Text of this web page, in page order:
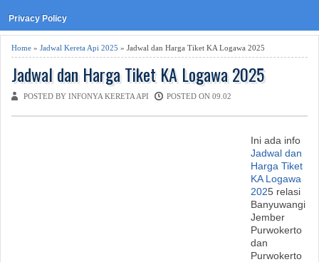
Privacy Policy
Home » Jadwal Kereta Api 2025 » Jadwal dan Harga Tiket KA Logawa 2025
Jadwal dan Harga Tiket KA Logawa 2025
POSTED BY INFONYA KERETA API POSTED ON 09.02
Ini ada info
Jadwal dan
Harga Tiket
KA Logawa
2025 relasi
Banyuwangi
Jember
Purwokerto
dan
Purwokerto